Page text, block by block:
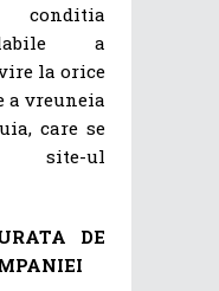
a
la orice
a vreuneia
care se
ul
DE